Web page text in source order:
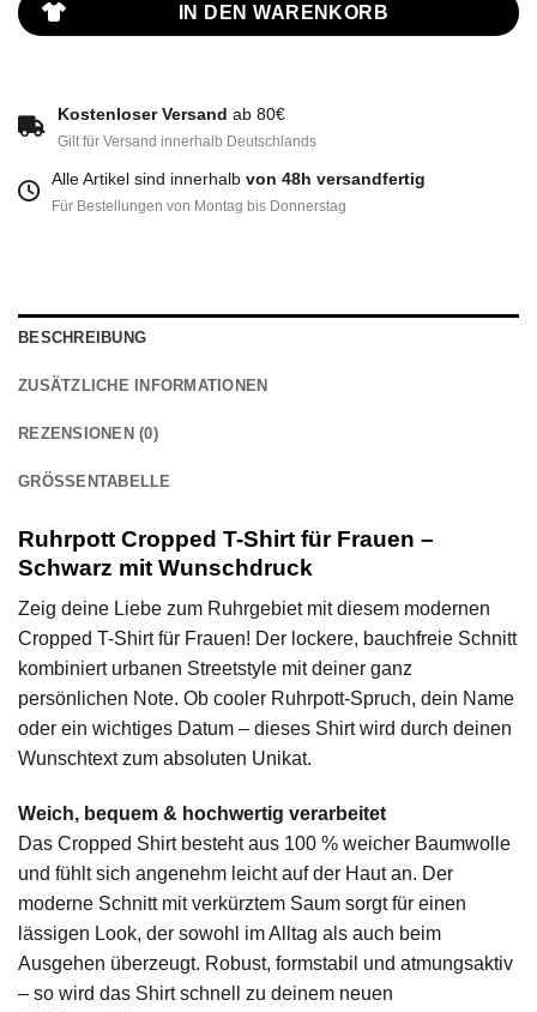
IN DEN WARENKORB
Kostenloser Versand ab 80€
Gilt für Versand innerhalb Deutschlands
Alle Artikel sind innerhalb von 48h versandfertig
Für Bestellungen von Montag bis Donnerstag
BESCHREIBUNG
ZUSÄTZLICHE INFORMATIONEN
REZENSIONEN (0)
GRÖSSENTABELLE
Ruhrpott Cropped T-Shirt für Frauen –
Schwarz mit Wunschdruck
Zeig deine Liebe zum Ruhrgebiet mit diesem modernen
Cropped T-Shirt für Frauen! Der lockere, bauchfreie Schnitt
kombiniert urbanen Streetstyle mit deiner ganz
persönlichen Note. Ob cooler Ruhrpott-Spruch, dein Name
oder ein wichtiges Datum – dieses Shirt wird durch deinen
Wunschtext zum absoluten Unikat.
Weich, bequem & hochwertig verarbeitet
Das Cropped Shirt besteht aus 100 % weicher Baumwolle
und fühlt sich angenehm leicht auf der Haut an. Der
moderne Schnitt mit verkürztem Saum sorgt für einen
lässigen Look, der sowohl im Alltag als auch beim
Ausgehen überzeugt. Robust, formstabil und atmungsaktiv
– so wird das Shirt schnell zu deinem neuen